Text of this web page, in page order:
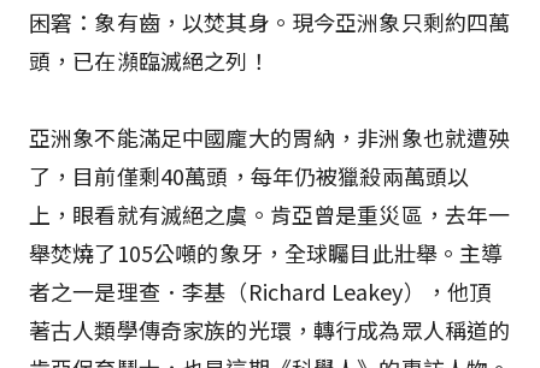
困窘：象有齒，以焚其身。現今亞洲象只剩約四萬
頭，已在瀕臨滅絕之列！
亞洲象不能滿足中國龐大的胃納，非洲象也就遭殃
了，目前僅剩40萬頭，每年仍被獵殺兩萬頭以
上，眼看就有滅絕之虞。肯亞曾是重災區，去年一
舉焚燒了105公噸的象牙，全球矚目此壯舉。主導
者之一是理查．李基（Richard Leakey），他頂
著古人類學傳奇家族的光環，轉行成為眾人稱道的